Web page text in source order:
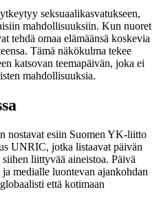
seksuaalikasvatukseen,
mahdollisuuksiin. Kun nuoret
tehdä omaa elämäänsä koskevia
Tämä näkökulma tekee
katsovan teemapäivän, joka ei
mahdollisuuksia.
nostavat esiin Suomen YK-liitto
UNRIC, jotka listaavat päivän
liittyvää aineistoa. Päivä
medialle luontevan ajankohdan
että kotimaan